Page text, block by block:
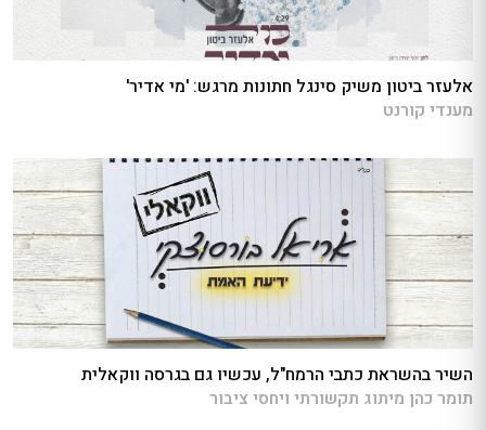
אלעזר ביטון משיק סינגל חתונות מרגש: 'מי אדיר'
מענדי קורנט
השיר בהשראת כתבי הרמח"ל, עכשיו גם בגרסה ווקאלית
תומר כהן מיתוג תקשורתי ויחסי ציבור